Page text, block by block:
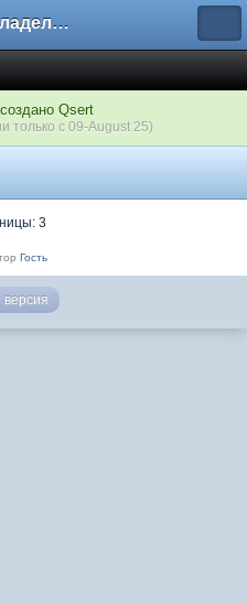
Форум владельцев интернет-магазинов
Qsert
только с 09-August 25)
3
Гость